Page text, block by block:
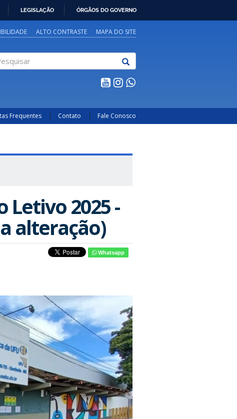
LEGISLAÇÃO ÓRGÃOS DO GOVERNO
ALTO CONTRASTE MAPA DO SITE
Frequentes Contato Fale Conosco
Letivo 2025 -
alteração)
Whatsapp